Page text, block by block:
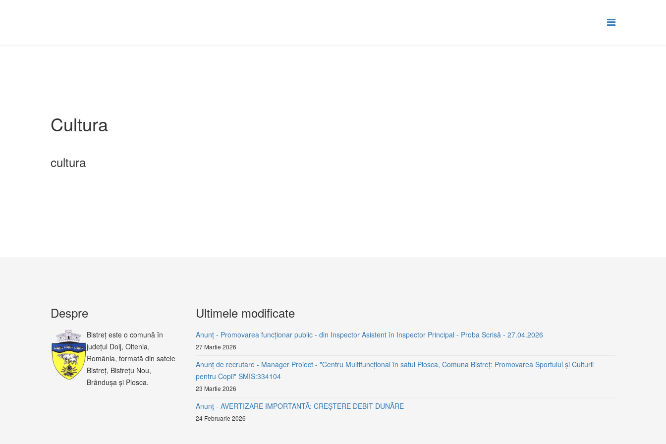
Cultura
cultura
Despre
Bistreț este o comună în
județul Dolj, Oltenia,
România, formată din satele
Bistreț, Bistrețu Nou,
Brândușa și Plosca.
Ultimele modificate
Anunț - Promovarea funcționar public - din Inspector Asistent în Inspector Principal - Proba Scrisă - 27.04.2026
27 Martie 2026
Anunț de recrutare - Manager Proiect - "Centru Multifuncțional în satul Plosca, Comuna Bistreț: Promovarea Sportului și Culturii
pentru Copii" SMIS:334104
23 Martie 2026
Anunț - AVERTIZARE IMPORTANTĂ: CREȘTERE DEBIT DUNĂRE
24 Februarie 2026